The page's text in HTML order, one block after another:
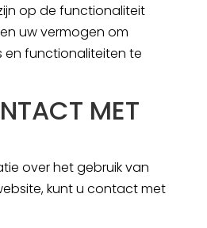
op de functionaliteit
uw vermogen om
functionaliteiten te
MET
over het gebruik van
kunt u contact met